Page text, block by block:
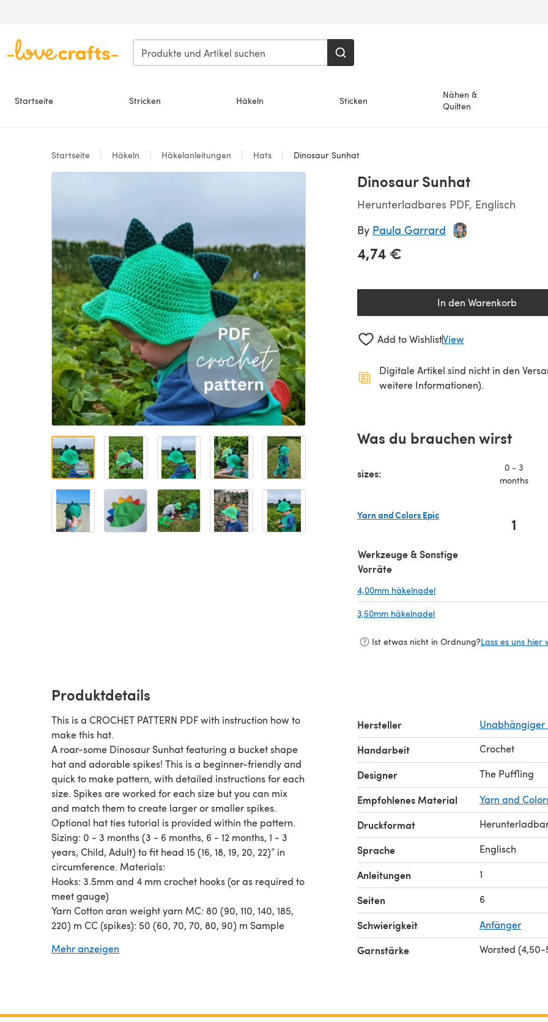
Startseite Stricken Häkeln Sticken
Nähen &
Quilten
Startseite Häkeln Häkelanleitungen Hats Dinosaur Sunhat
Dinosaur Sunhat
Herunterladbares PDF, Englisch
By Paula Garrard
4,74 €
In den Warenkorb
Add to WishlistView
Digitale Artikel sind nicht in den
weitere Informationen).
Was du brauchen wirst
sizes:
0 - 3
months
Yarn and Colors Epic
1
Werkzeuge & Sonstige
Vorräte
4,00mm häkelnadel
3,50mm häkelnadel
Ist etwas nicht in Ordnung?Lass es uns hier
Produktdetails
This is a CROCHET PATTERN PDF with instruction how to
make this hat.
A roar-some Dinosaur Sunhat featuring a bucket shape
hat and adorable spikes! This is a beginner-friendly and
quick to make pattern, with detailed instructions for each
size. Spikes are worked for each size but you can mix
and match them to create larger or smaller spikes.
Optional hat ties tutorial is provided within the pattern.
Sizing: 0 - 3 months (3 - 6 months, 6 - 12 months, 1 - 3
years, Child, Adult) to fit head 15 (16, 18, 19, 20, 22)” in
circumference. Materials:
Hooks: 3.5mm and 4 mm crochet hooks (or as required to
meet gauge)
Yarn Cotton aran weight yarn MC: 80 (90, 110, 140, 185,
220) m CC (spikes): 50 (60, 70, 70, 80, 90) m Sample
Gauge 16 sts and 12 rows per 10cm using larger hook
Mehr anzeigen
Hersteller Unabhängiger
Handarbeit Crochet
Designer The Puffling
Empfohlenes Material Yarn and
Druckformat
Sprache Englisch
Anleitungen 1
Seiten 6
Schwierigkeit Anfänger
Garnstärke Worsted